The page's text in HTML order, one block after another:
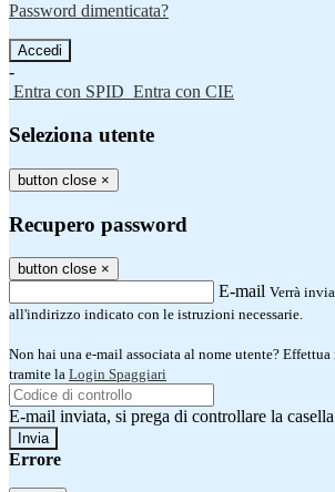
Password dimenticata?
-
Entra con SPID Entra con CIE
Seleziona utente
button close ×
Recupero password
button close ×
E-mail Verrà
all'indirizzo indicato con le istruzioni necessarie.
Non hai una e-mail associata al nome utente?
tramite la Login Spaggiari
E-mail inviata, si prega di controllare la
Errore